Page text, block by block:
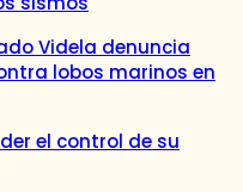
Videla denuncia
lobos marinos en
el control de su